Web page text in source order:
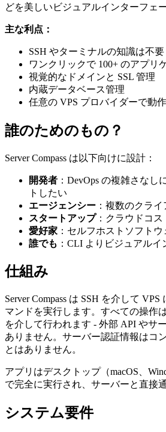
どを美しいビジュアルインターフェ
主な利点：
SSH やターミナルの知識は不要
ワンクリックで 100+ のアプリ
視覚的なドメインと SSL 管理
内蔵データベース管理
任意の VPS プロバイダーで動作
誰のためのもの？
Server Compass は以下向けに設計：
開発者 ：DevOps の複雑さなし
トしたい
エージェンシー ：複数のクラ
スタートアップ：クラウドコス
愛好家 ：セルフホストソフト
誰でも ：CLI よりビジュアル
仕組み
Server Compass は SSH を介して
マンドを実行します。すべての操作
を介して行われます - 外部 API やサ
ありません。サーバー認証情報はコ
とはありません。
アプリはデスクトップ（macOS、
で完全に実行され、サーバーと直接
システム要件